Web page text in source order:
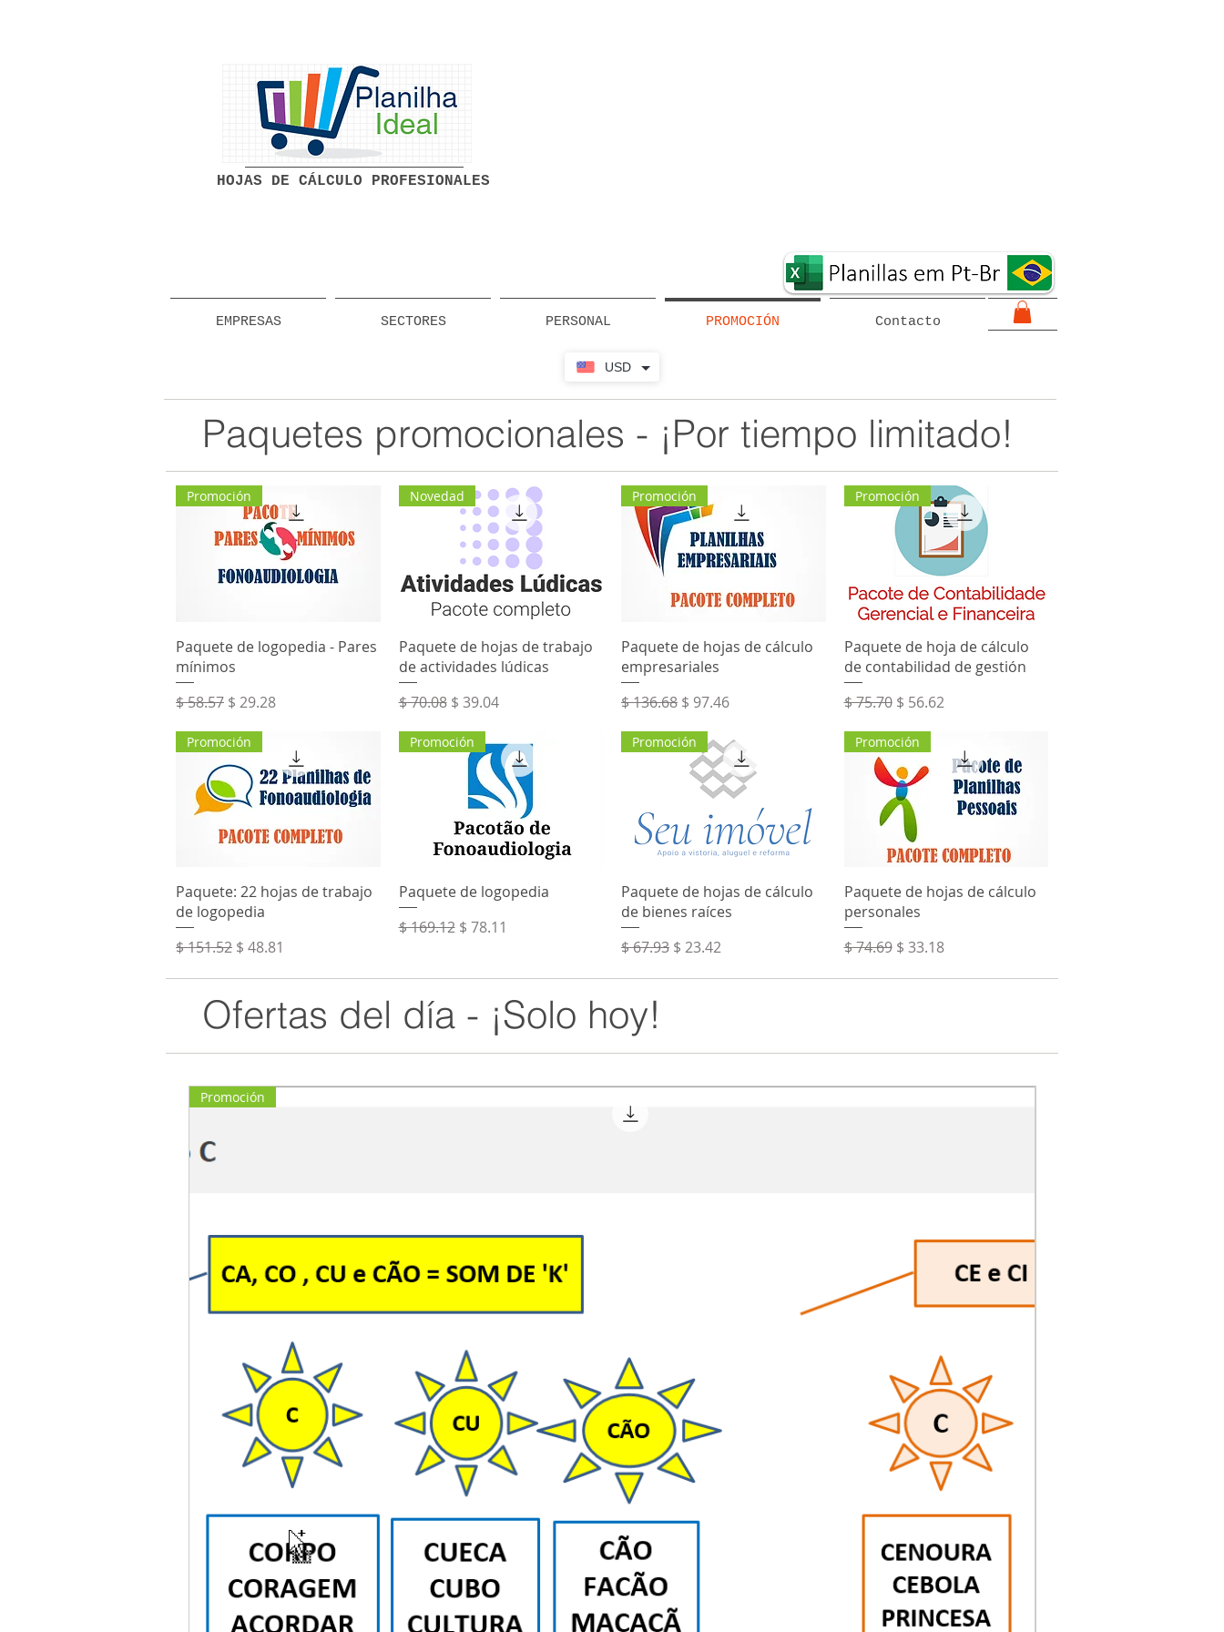
USD
HOJAS DE CÁLCULO PROFESIONALES
EMPRESAS SECTORES PERSONAL PROMOCIÓN Contacto
Paquetes promocionales - ¡Por tiempo limitado!
Vista rápida
Promoción
Paquete de logopedia - Pares
mínimos
Precio
$ 58.57 Precio de oferta
$ 29.28
Vista rápida
Novedad
Paquete de hojas de trabajo
de actividades lúdicas
Precio
$ 70.08 Precio de oferta
$ 39.04
Vista rápida
Promoción
Paquete de hojas de cálculo
empresariales
Precio
$ 136.68 Precio de oferta
$ 97.46
Vista rápida
Promoción
Paquete de hoja de cálculo
de contabilidad de gestión
Precio
$ 75.70 Precio de oferta
$ 56.62
Vista rápida
Promoción
Paquete: 22 hojas de trabajo
de logopedia
Precio
$ 151.52 Precio de oferta
$ 48.81
Vista rápida
Promoción
Paquete de logopedia
Precio
$ 169.12 Precio de oferta
$ 78.11
Vista rápida
Promoción
Paquete de hojas de cálculo
de bienes raíces
Precio
$ 67.93 Precio de oferta
$ 23.42
Vista rápida
Promoción
Paquete de hojas de cálculo
personales
Precio
$ 74.69 Precio de oferta
$ 33.18
Ofertas del día - ¡Solo hoy!
Promoción